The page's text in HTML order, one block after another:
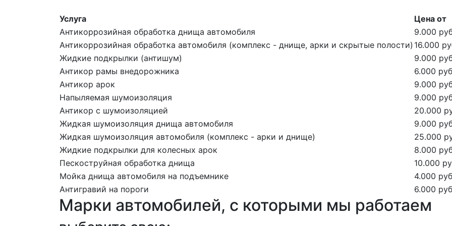
Услуга
Цена от
Антикоррозийная обработка днища автомобиля
9.000
Антикоррозийная обработка автомобиля (комплекс - днище, арки и скрытые полости) 16.000
Жидкие подкрылки (антишум)
9.000
Антикор рамы внедорожника
6.000
Антикор арок
9.000
Напыляемая шумоизоляция
9.000
Антикор с шумоизоляцией
20.000
Жидкая шумоизоляция днища автомобиля
9.000
Жидкая шумоизоляция автомобиля (комплекс - арки и днище)
25.000
Жидкие подкрылки для колесных арок
8.000
Пескоструйная обработка днища
10.000
Мойка днища автомобиля на подъемнике
4.000
Антигравий на пороги
6.000
Марки автомобилей, с которыми мы работаем